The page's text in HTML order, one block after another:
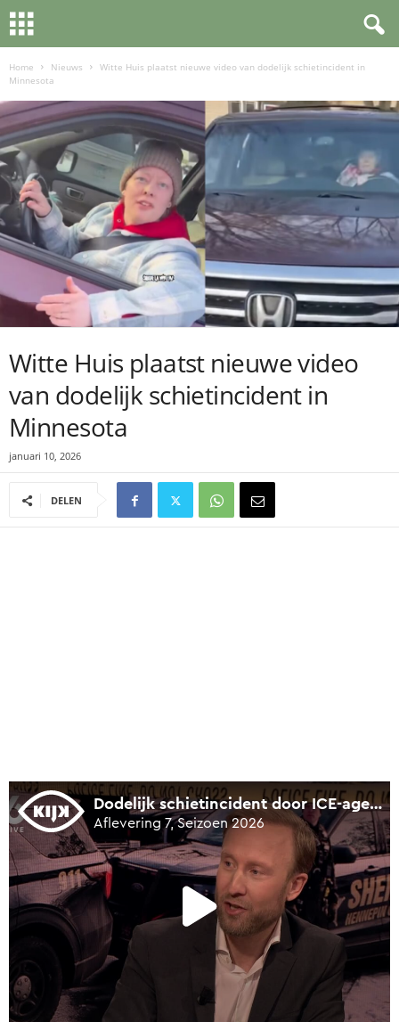
Home Nieuws
Witte Huis plaatst nieuwe video van dodelijk schietincident in
Minnesota
Witte Huis plaatst nieuwe video
van dodelijk schietincident in
Minnesota
januari 10, 2026
DELEN